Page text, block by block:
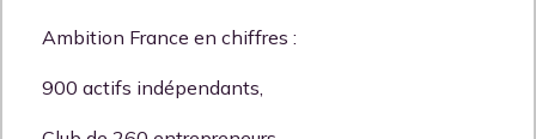
Ambition France en chiffres :
900 actifs indépendants,